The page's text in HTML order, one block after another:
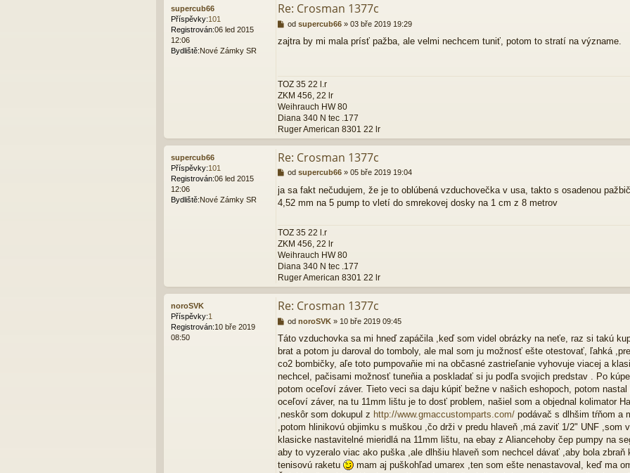
supercub66
Příspěvky:101
Registrován:06 led 2015
12:06
Bydliště:Nové Zámky SR
Re: Crosman 1377c
P
í
v
e
k
od supercub66 » 03 bře 2019 19:29
zajtra by mi mala prísť pažba, ale velmi nechcem tuniť, potom to stratí na význame.
TOZ 35 22 l.r
ZKM 456, 22 lr
Weihrauch HW 80
Diana 340 N tec .177
Ruger American 8301 22 lr
supercub66
Příspěvky:101
Registrován:06 led 2015
12:06
Bydliště:Nové Zámky SR
Re: Crosman 1377c
P
í
s
v
e
k
od supercub66 » 05 bře 2019 19:04
ja sa fakt nečudujem, že je to oblúbená vzduchovečka v usa, takto s osadenou
4,52 mm na 5 pump to vletí do smrekovej dosky na 1 cm z 8 metrov
TOZ 35 22 l.r
ZKM 456, 22 lr
Weihrauch HW 80
Diana 340 N tec .177
Ruger American 8301 22 lr
noroSVK
Příspěvky:1
Registrován:10 bře 2019
08:50
Re: Crosman 1377c
P
í
s
p
ě
e
k
od noroSVK » 10 bře 2019 09:45
Táto vzduchovka sa mi hneď zapáčila ,keď som videl obrázky na neťe, raz si takú
brat a potom ju daroval do tomboly, ale mal som ju možnosť ešte otestovať, ľahká
co2 bombičky, aľe toto pumpovaňie mi na občasné zastrieľanie vyhovuje viacej a
nechcel, pačisami možnosť tuneňia a poskladať si ju podľa svojich predstav . Po
potom oceľoví záver. Tieto veci sa daju kúpiť bežne v našich eshopoch, potom
oceľoví záver, na tu 11mm lištu je to dosť problem, našiel som a objednal kolimator
,neskôr som dokupul z http://www.gmaccustomparts.com/ podávač s dlhšim tŕňom a
,potom hlinikovú objimku s muškou ,čo drži v predu hlaveň ,má zaviť 1/2" UNF ,som
klasicke nastavitelné mieridlá na 11mm lištu, na ebay z Aliancehoby čep pumpy na
aby to vyzeralo viac ako puška ,ale dlhšiu hlaveň som nechcel dávať ,aby bola
tenisovú raketu
mam aj puškohľad umarex ,ten som ešte nenastavoval, keď ma